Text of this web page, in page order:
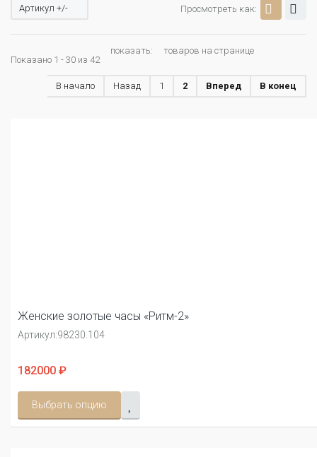
Просмотреть как:
Артикул +/-
Показано 1 - 30 из 42
показать: товаров на странице
В начало Назад 1 2 Вперед В конец
Женские золотые часы «Ритм-2»
Артикул:98230.104
182000 ₽
Выбрать опцию